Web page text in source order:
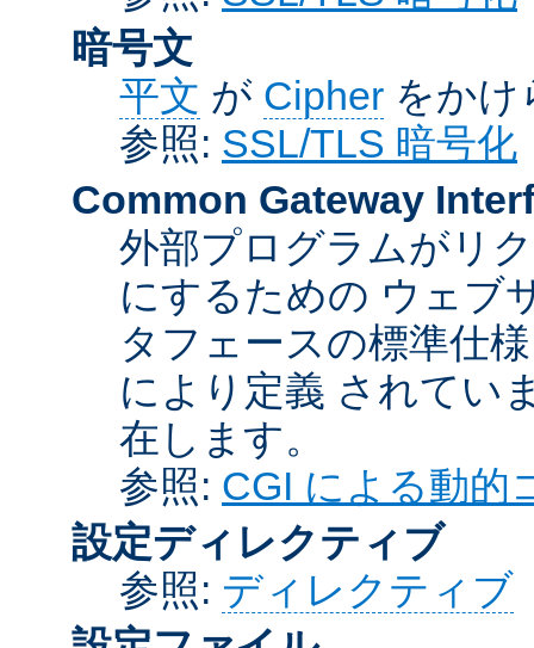
暗号文
平文 が Cipher をかけ
参照: SSL/TLS 暗号化
Common Gateway
外部プログラムがリ
にするための ウェブ
タフェースの標準仕
により定義 されてい
在します。
参照: CGI による動的
設定ディレクティブ
参照: ディレクティブ